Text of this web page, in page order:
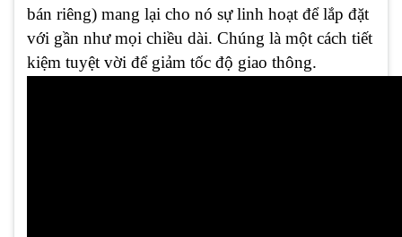
bán riêng) mang lại cho nó sự linh hoạt để lắp đặt
với gần như mọi chiều dài. Chúng là một cách tiết
kiệm tuyệt vời để giảm tốc độ giao thông.